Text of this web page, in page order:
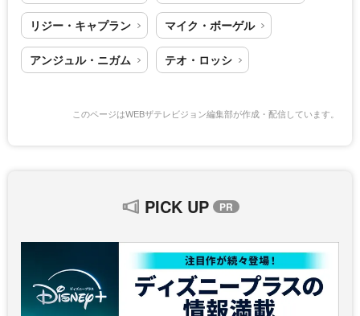
リジー・キャプラン マイク・ボーゲル
アンジュル・ニガム テオ・ロッシ
このページはWEBザテレビジョン編集部が作成・配信しています。
PICK UP